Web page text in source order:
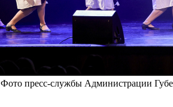
Фото пресс-службы Администрации